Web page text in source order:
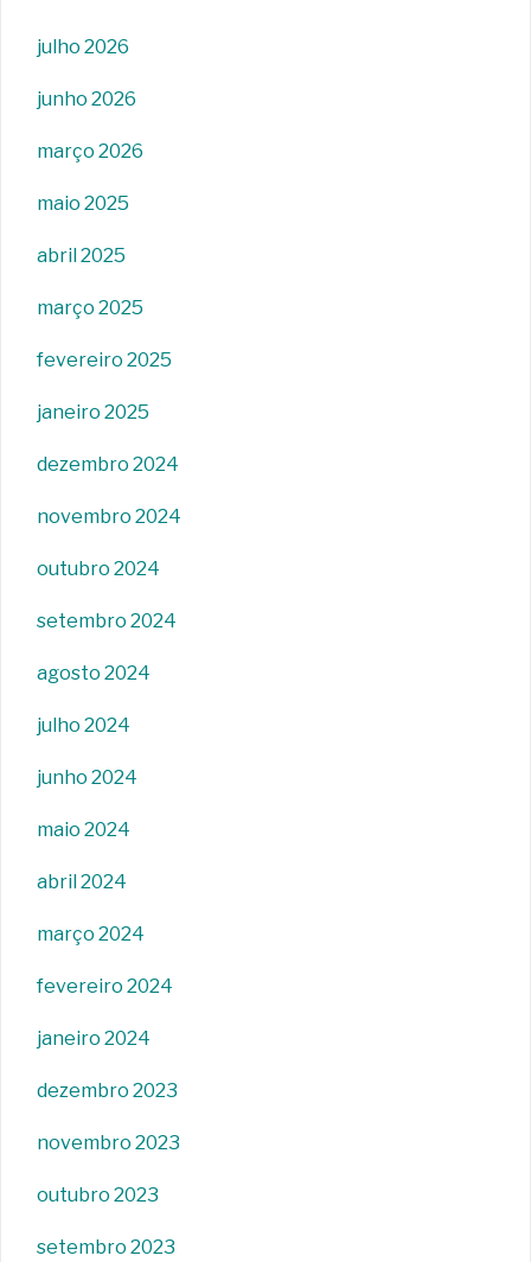
julho 2026
junho 2026
março 2026
maio 2025
abril 2025
março 2025
fevereiro 2025
janeiro 2025
dezembro 2024
novembro 2024
outubro 2024
setembro 2024
agosto 2024
julho 2024
junho 2024
maio 2024
abril 2024
março 2024
fevereiro 2024
janeiro 2024
dezembro 2023
novembro 2023
outubro 2023
setembro 2023